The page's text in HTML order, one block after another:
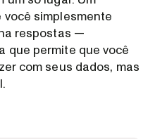
simplesmente
respostas —
que permite que você
com seus dados, mas